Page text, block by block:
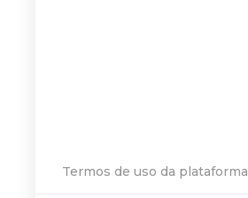
Termos de uso da plataforma